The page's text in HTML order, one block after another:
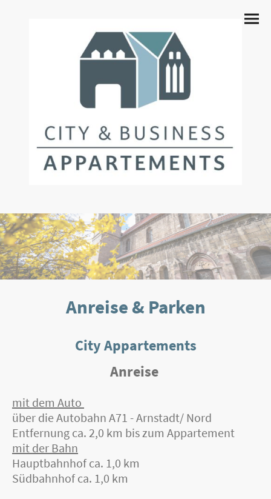
Anreise & Parken
City Appartements
Anreise
mit dem Auto
über die Autobahn A71 - Arnstadt/ Nord
Entfernung ca. 2,0 km bis zum Appartement
mit der Bahn
Hauptbahnhof ca. 1,0 km
Südbahnhof ca. 1,0 km